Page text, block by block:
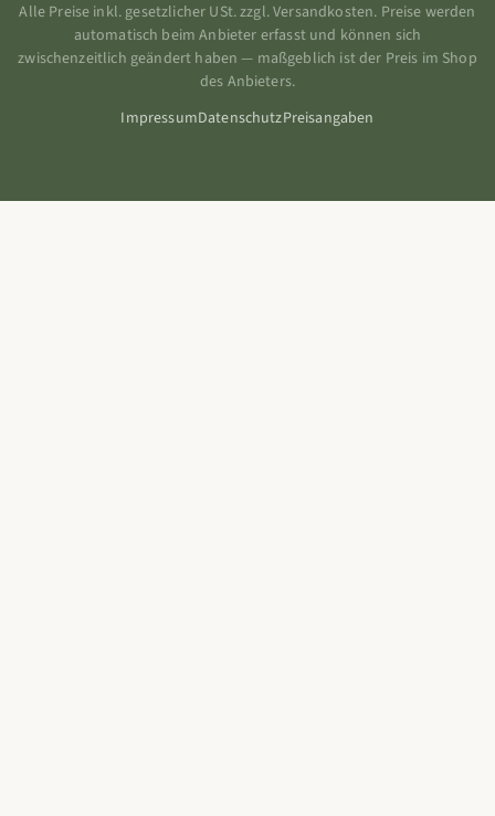
Alle Preise inkl. gesetzlicher USt. zzgl. Versandkosten. Preise werden
automatisch beim Anbieter erfasst und können sich
zwischenzeitlich geändert haben — maßgeblich ist der Preis im Shop
des Anbieters.
ImpressumDatenschutzPreisangaben